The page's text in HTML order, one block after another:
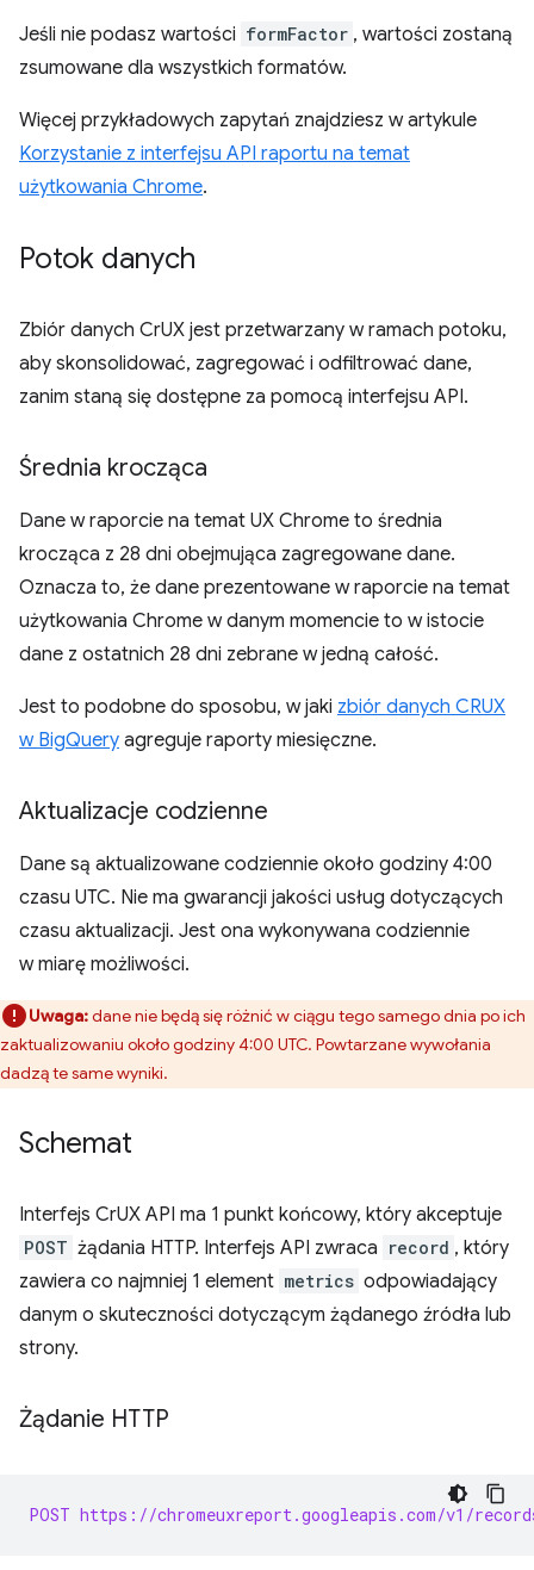
Jeśli nie podasz wartości formFactor , wartości zostaną
zsumowane dla wszystkich formatów.
Więcej przykładowych zapytań znajdziesz w artykule
Korzystanie z interfejsu API raportu na temat
użytkowania Chrome.
Potok danych
Zbiór danych CrUX jest przetwarzany w ramach potoku,
aby skonsolidować, zagregować i odfiltrować dane,
zanim staną się dostępne za pomocą interfejsu API.
Średnia krocząca
Dane w raporcie na temat UX Chrome to średnia
krocząca z 28 dni obejmująca zagregowane dane.
Oznacza to, że dane prezentowane w raporcie na temat
użytkowania Chrome w danym momencie to w istocie
dane z ostatnich 28 dni zebrane w jedną całość.
Jest to podobne do sposobu, w jaki zbiór danych CRUX
w BigQuery agreguje raporty miesięczne.
Aktualizacje codzienne
Dane są aktualizowane codziennie około godziny 4:00
czasu UTC. Nie ma gwarancji jakości usług dotyczących
czasu aktualizacji. Jest ona wykonywana codziennie
w miarę możliwości.
Uwaga:dane nie będą się różnić w ciągu tego samego dnia po ich
zaktualizowaniu około godziny 4:00 UTC. Powtarzane wywołania
dadzą te same wyniki.
Schemat
Interfejs CrUX API ma 1 punkt końcowy, który akceptuje
POST żądania HTTP. Interfejs API zwraca record , który
zawiera co najmniej 1 element metrics odpowiadający
danym o skuteczności dotyczącym żądanego źródła lub
strony.
Żądanie HTTP
POST https://chromeuxreport.googleapis.com/v1/